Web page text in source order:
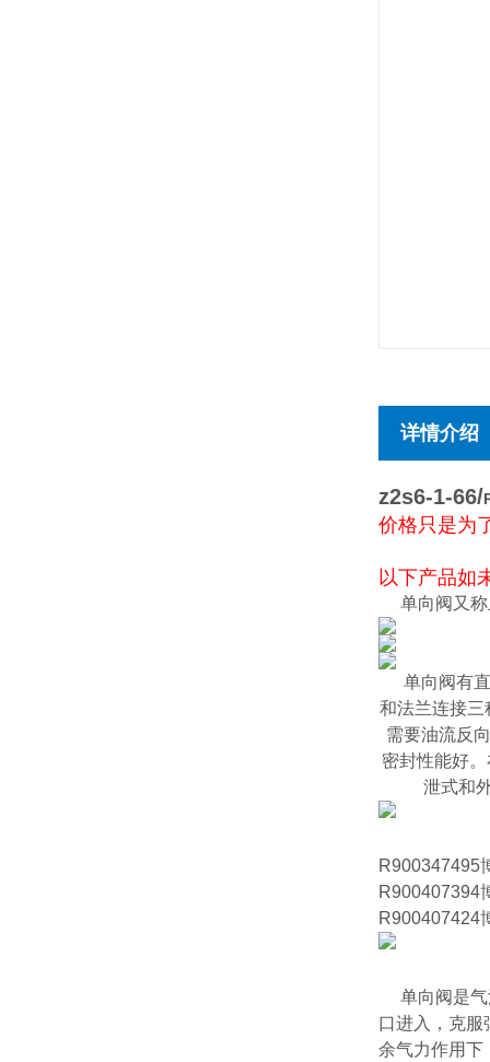
详情介绍
z2s6-1-66/
价格只是为
以下产品如
单向阀又
单向阀有
和法兰连接三
需要油流反
密封性能好
泄式和
R900347495
R900407394
R900407424
单向阀是气
口进入，克服
余气力作用下